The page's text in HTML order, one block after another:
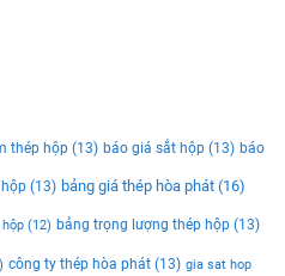
thép hộp (13) báo giá sắt hộp (13) báo
(13) bảng giá thép hòa phát (16)
(12) bảng trọng lượng thép hộp (13)
công ty thép hòa phát (13) gia sat hop